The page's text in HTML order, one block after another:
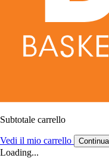
Subtotale carrello
Vedi il mio carrello
Loading...